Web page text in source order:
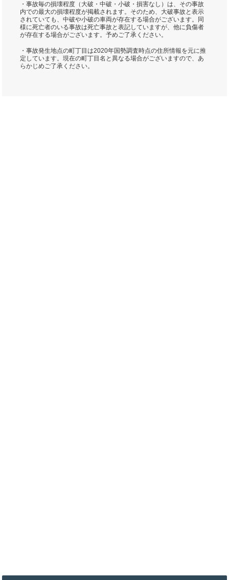
・事故毎の損壊程度（大破・中破・小破・損害なし）は、その事故
内での最大の損壊程度が掲載されます。そのため、大破事故と表示
されていても、中破や小破の車両が存在する場合がございます。同
様に死亡者のいる事故は死亡事故と表記していますが、他に負傷者
が存在する場合がございます。予めご了承ください。
・事故発生地点の町丁目は2020年国勢調査時点の住所情報を元に推
定しています。現在の町丁目名と異なる場合がございますので、あ
らかじめご了承ください。